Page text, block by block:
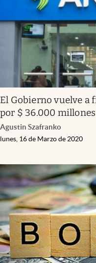
El Gobierno vuelve a
por $ 36.000 millones
Agustin Szafranko
lunes, 16 de Marzo de 2020